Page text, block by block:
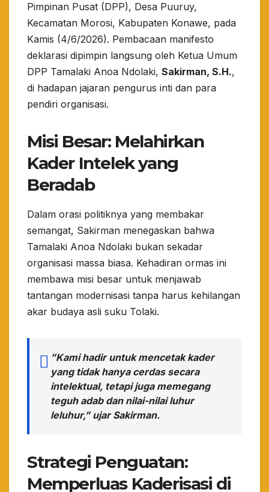
Pimpinan Pusat (DPP), Desa Puuruy,
Kecamatan Morosi, Kabupaten Konawe, pada
Kamis (4/6/2026). Pembacaan manifesto
deklarasi dipimpin langsung oleh Ketua Umum
DPP Tamalaki Anoa Ndolaki, Sakirman, S.H.,
di hadapan jajaran pengurus inti dan para
pendiri organisasi.
​Misi Besar: Melahirkan
Kader Intelek yang
Beradab
​Dalam orasi politiknya yang membakar
semangat, Sakirman menegaskan bahwa
Tamalaki Anoa Ndolaki bukan sekadar
organisasi massa biasa. Kehadiran ormas ini
membawa misi besar untuk menjawab
tantangan modernisasi tanpa harus kehilangan
akar budaya asli suku Tolaki.
​”Kami hadir untuk mencetak kader
yang tidak hanya cerdas secara
intelektual, tetapi juga memegang
teguh adab dan nilai-nilai luhur
leluhur,” ujar Sakirman.
​Strategi Penguatan:
Memperluas Kaderisasi di